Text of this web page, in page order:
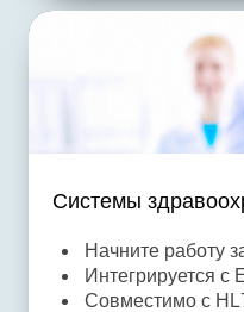
Системы
Начните работу
Интегрируется с
Совместимо с